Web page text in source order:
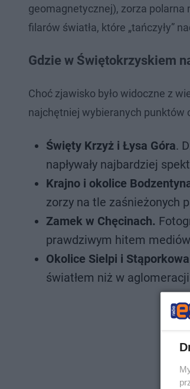
geomagnetycznej), zorza polarna
filarów światła, które „tańczyły”
Gdzie w Świętokrzyskiem
Choć zjawisko było widoczne z
najchętniej wybieranych punktów
Święty Krzyż i Łysa Góra.
napływały najbardziej
Krajno i okolice
zorzy na tle zaśnieżonych
Zamek w Chęcinach.
prawdziwym hitem
Okolice Sielpi i
światłem niż w